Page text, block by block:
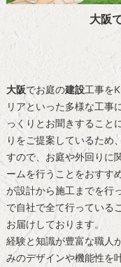
大阪
大阪でお庭の建設工事を
リアといった多様な工事
っくりとお聞きすること
りをご提案しているため
すので、お庭や外回りに
ームを行うことをおすす
が設計から施工までを行
で自社で全て行っている
お届けしております。
経験と知識が豊富な職人
みのデザインや機能性を